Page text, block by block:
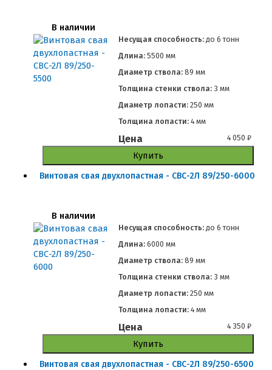
В наличии
Несущая способность: до 6 тонн
Длина:5500 мм
Диаметр ствола:89 мм
Толщина стенки ствола:3 мм
Диаметр лопасти:250 мм
Толщина лопасти:4 мм
Цена 4 050₽
Купить
Винтовая свая двухлопастная - СВС-2Л 89/250-6000
В наличии
Несущая способность: до 6 тонн
Длина:6000 мм
Диаметр ствола:89 мм
Толщина стенки ствола:3 мм
Диаметр лопасти:250 мм
Толщина лопасти:4 мм
Цена 4 350₽
Купить
Винтовая свая двухлопастная - СВС-2Л 89/250-6500